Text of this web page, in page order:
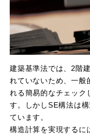
建築基準法では、2階
れていないため、一般
れる簡易的なチェック
す。しかしSE構法は
ています。
構造計算を実現するに